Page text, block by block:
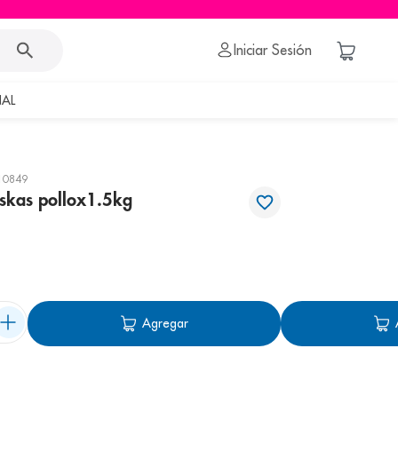
Iniciar Sesión
pollox1.5kg
Agregar